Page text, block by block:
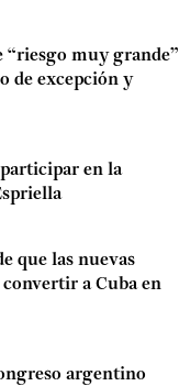
muy grande”
de excepción y
en la
que las nuevas
convertir a Cuba en
argentino